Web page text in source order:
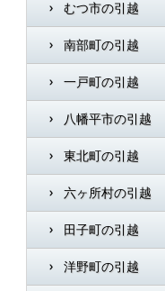
むつ市の引越
南部町の引越
一戸町の引越
八幡平市の引越
東北町の引越
六ヶ所村の引越
田子町の引越
洋野町の引越